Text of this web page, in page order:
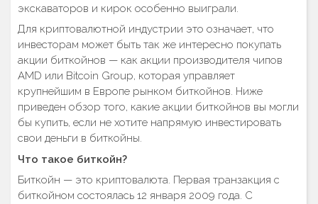
экскаваторов и кирок особенно выиграли.
Для криптовалютной индустрии это означает, что
инвесторам может быть так же интересно покупать
акции биткойнов — как акции производителя чипов
AMD или Bitcoin Group, которая управляет
крупнейшим в Европе рынком биткойнов. Ниже
приведен обзор того, какие акции биткойнов вы могли
бы купить, если не хотите напрямую инвестировать
свои деньги в биткойны.
Что такое биткойн?
Биткойн — это криптовалюта. Первая транзакция с
биткойном состоялась 12 января 2009 года. С